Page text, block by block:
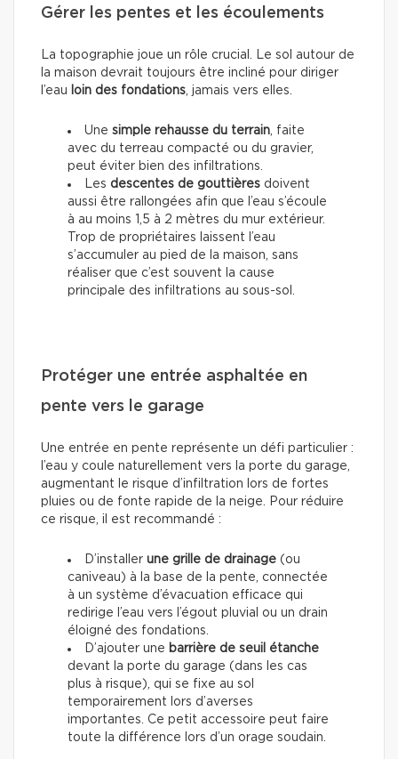
Gérer les pentes et les écoulements
La topographie joue un rôle crucial. Le sol autour de
la maison devrait toujours être incliné pour diriger
l’eau loin des fondations, jamais vers elles.
Une simple rehausse du terrain, faite
avec du terreau compacté ou du gravier,
peut éviter bien des infiltrations.
Les descentes de gouttières doivent
aussi être rallongées afin que l’eau s’écoule
à au moins 1,5 à 2 mètres du mur extérieur.
Trop de propriétaires laissent l’eau
s’accumuler au pied de la maison, sans
réaliser que c’est souvent la cause
principale des infiltrations au sous-sol.
Protéger une entrée asphaltée en
pente vers le garage
Une entrée en pente représente un défi particulier :
l’eau y coule naturellement vers la porte du garage,
augmentant le risque d’infiltration lors de fortes
pluies ou de fonte rapide de la neige. Pour réduire
ce risque, il est recommandé :
D’installer une grille de drainage (ou
caniveau) à la base de la pente, connectée
à un système d’évacuation efficace qui
redirige l’eau vers l’égout pluvial ou un drain
éloigné des fondations.
D’ajouter une barrière de seuil étanche
devant la porte du garage (dans les cas
plus à risque), qui se fixe au sol
temporairement lors d’averses
importantes. Ce petit accessoire peut faire
toute la différence lors d’un orage soudain.